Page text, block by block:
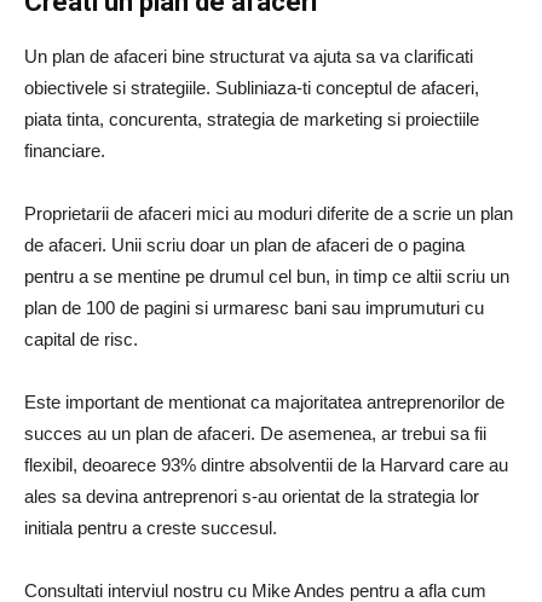
Un plan de afaceri bine structurat va ajuta sa va clarificati
obiectivele si strategiile. Subliniaza-ti conceptul de afaceri,
piata tinta, concurenta, strategia de marketing si proiectiile
financiare.
Proprietarii de afaceri mici au moduri diferite de a scrie un plan
de afaceri. Unii scriu doar un plan de afaceri de o pagina
pentru a se mentine pe drumul cel bun, in timp ce altii scriu un
plan de 100 de pagini si urmaresc bani sau imprumuturi cu
capital de risc.
Este important de mentionat ca majoritatea antreprenorilor de
succes au un plan de afaceri. De asemenea, ar trebui sa fii
flexibil, deoarece 93% dintre absolventii de la Harvard care au
ales sa devina antreprenori s-au orientat de la strategia lor
initiala pentru a creste succesul.
Consultati interviul nostru cu Mike Andes pentru a afla cum